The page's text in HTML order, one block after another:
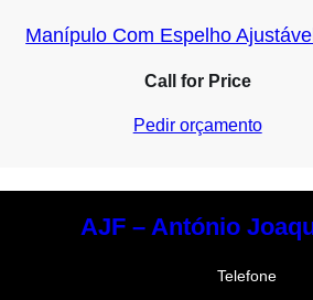
Manípulo Com Espelho
Call for Price
Pedir orçamento
AJF – António
Telefone